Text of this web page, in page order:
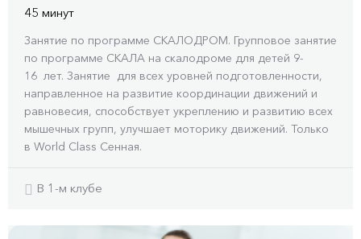
45 минут
Занятие по программе СКАЛОДРОМ. Групповое занятие
по программе СКАЛА на скалодроме для детей 9-
16 лет. Занятие для всех уровней подготовленности,
направленное на развитие координации движений и
равновесия, способствует укреплению и развитию всех
мышечных групп, улучшает моторику движений. Только
в World Class Сенная.
В 1-м клубе